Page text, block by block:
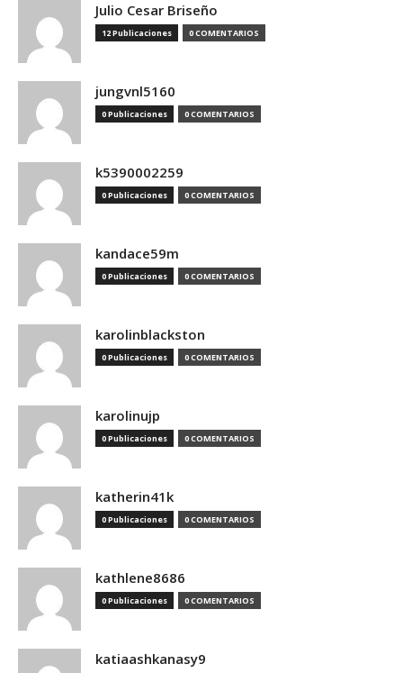
Julio Cesar Briseño
12 Publicaciones 0 COMENTARIOS
jungvnl5160
0 Publicaciones 0 COMENTARIOS
k5390002259
0 Publicaciones 0 COMENTARIOS
kandace59m
0 Publicaciones 0 COMENTARIOS
karolinblackston
0 Publicaciones 0 COMENTARIOS
karolinujp
0 Publicaciones 0 COMENTARIOS
katherin41k
0 Publicaciones 0 COMENTARIOS
kathlene8686
0 Publicaciones 0 COMENTARIOS
katiaashkanasy9